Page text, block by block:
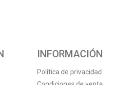
INFORMACIÓN
Política de privacidad